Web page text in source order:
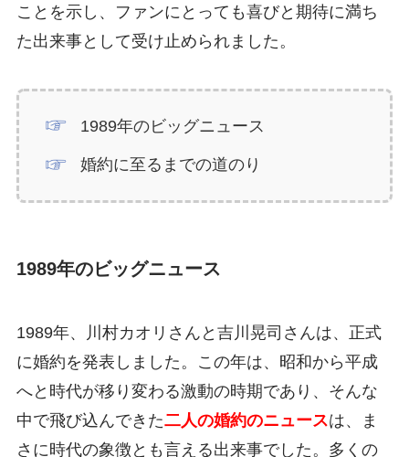
ことを示し、ファンにとっても喜びと期待に満ち
た出来事として受け止められました。
1989年のビッグニュース
婚約に至るまでの道のり
1989年のビッグニュース
1989年、川村カオリさんと吉川晃司さんは、正式
に婚約を発表しました。この年は、昭和から平成
へと時代が移り変わる激動の時期であり、そんな
中で飛び込んできた二人の婚約のニュースは、ま
さに時代の象徴とも言える出来事でした。多くの